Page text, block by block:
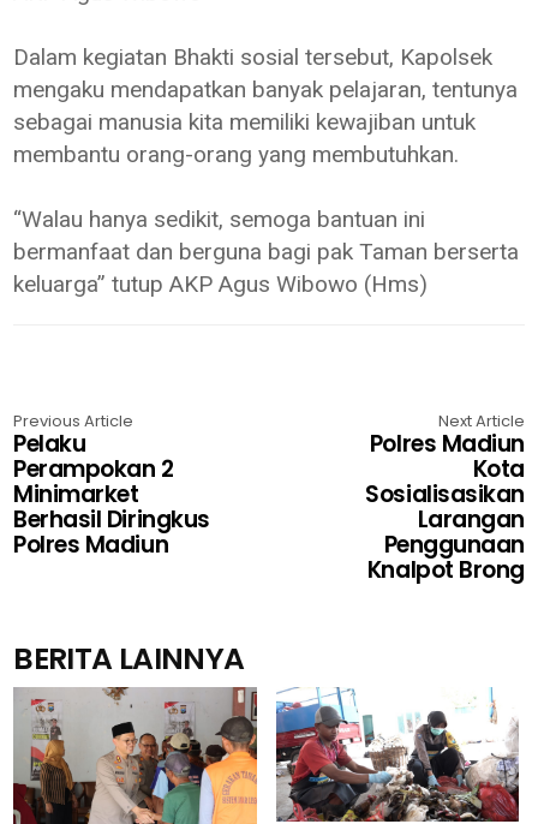
Dalam kegiatan Bhakti sosial tersebut, Kapolsek
mengaku mendapatkan banyak pelajaran, tentunya
sebagai manusia kita memiliki kewajiban untuk
membantu orang-orang yang membutuhkan.
“Walau hanya sedikit, semoga bantuan ini
bermanfaat dan berguna bagi pak Taman berserta
keluarga” tutup AKP Agus Wibowo (Hms)
Previous Article
Pelaku
Perampokan 2
Minimarket
Berhasil Diringkus
Polres Madiun
Next Article
Polres Madiun
Kota
Sosialisasikan
Larangan
Penggunaan
Knalpot Brong
BERITA LAINNYA